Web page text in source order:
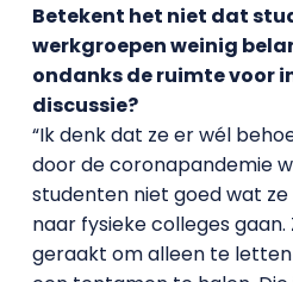
Betekent het niet dat
werkgroepen weinig
ondanks de ruimte voor
discussie?
“Ik denk dat ze er wél
door de coronapandemie
studenten niet goed wat ze
naar fysieke colleges gaan.
geraakt om alleen te